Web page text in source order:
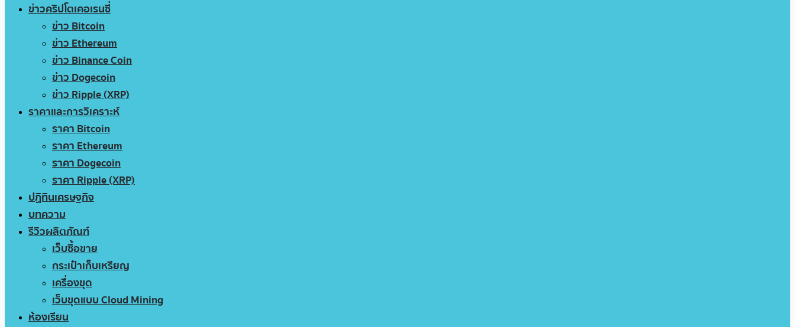
ข่าวคริปโตเคอเรนซี่
ข่าว Bitcoin
ข่าว Ethereum
ข่าว Binance Coin
ข่าว Dogecoin
ข่าว Ripple (XRP)
ราคาและการวิเคราะห์
ราคา Bitcoin
ราคา Ethereum
ราคา Dogecoin
ราคา Ripple (XRP)
ปฏิทินเศรษฐกิจ
บทความ
รีวิวผลิตภัณฑ์
เว็บซื้อขาย
กระเป๋าเก็บเหรียญ
เครื่องขุด
เว็บขุดแบบ Cloud Mining
ห้องเรียน